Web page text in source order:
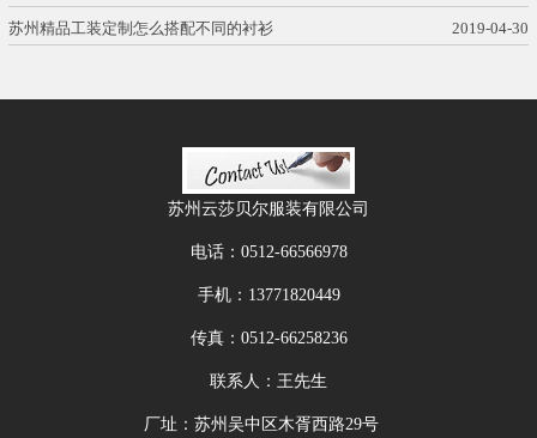
苏州精品工装定制怎么搭配不同的衬衫 2019-04-30
苏州云莎贝尔服装有限公司
电话： 0512-66566978
手机： 13771820449
传真： 0512-66258236
联系人：王先生
厂址：苏州吴中区木胥西路29号